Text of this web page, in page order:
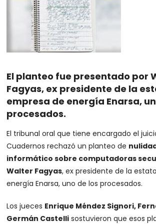
El planteo fue presentado por
Fagyas, ex presidente de la
empresa de energía Enarsa,
procesados.
El tribunal oral que tiene encargado el
Cuadernos rechazó un planteo de
informático sobre computadoras
Walter Fagyas, ex presidente de la
energía Enarsa, uno de los procesados.
Los jueces Enrique Méndez Signori,
Germán Castelli sostuvieron que esos